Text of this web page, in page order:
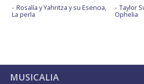
Rosalía y Yahritza y su Esencia,
La perla
Taylor
Ophelia
MUSICALIA